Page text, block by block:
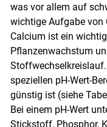
was vor allem auf
wichtige Aufgabe von
Calcium ist ein
Pflanzenwachstum
speziellen pH-Wert-
günstig ist (siehe
Bei einem pH-Wert
Stickstoff, Phosphor,